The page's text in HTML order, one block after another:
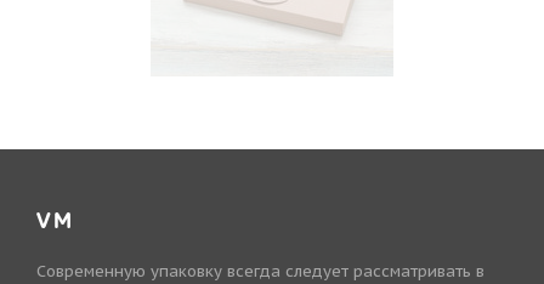
VM
Современную упаковку всегда следует рассматривать в